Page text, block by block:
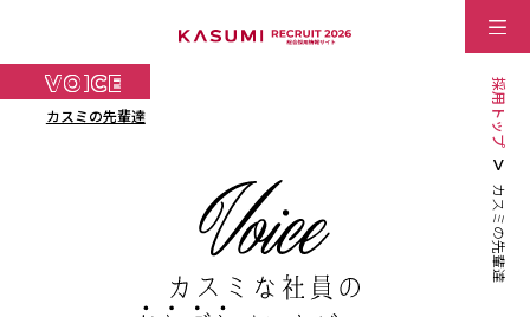
採用トップ
カスミの先輩達
VOICE
カスミの先輩達